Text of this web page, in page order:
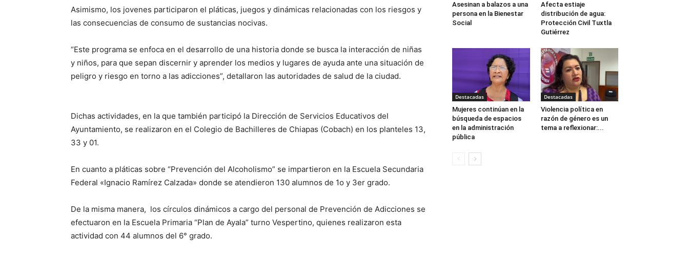
Asimismo, los jovenes participaron el pláticas, juegos y dinámicas relacionadas con los riesgos y
las consecuencias de consumo de sustancias nocivas.
“Este programa se enfoca en el desarrollo de una historia donde se busca la interacción de niñas
y niños, para que sepan discernir y aprender los medios y lugares de ayuda ante una situación de
peligro y riesgo en torno a las adicciones”, detallaron las autoridades de salud de la ciudad.
Dichas actividades, en la que también participó la Dirección de Servicios Educativos del
Ayuntamiento, se realizaron en el Colegio de Bachilleres de Chiapas (Cobach) en los planteles 13,
33 y 01.
En cuanto a pláticas sobre “Prevención del Alcoholismo” se impartieron en la Escuela Secundaria
Federal «Ignacio Ramírez Calzada» donde se atendieron 130 alumnos de 1o y 3er grado.
De la misma manera, los círculos dinámicos a cargo del personal de Prevención de Adicciones se
efectuaron en la Escuela Primaria “Plan de Ayala” turno Vespertino, quienes realizaron esta
actividad con 44 alumnos del 6° grado.
Asesinan a balazos a una
persona en la Bienestar
Social
Afecta estiaje
distribución de agua:
Protección Civil Tuxtla
Gutiérrez
Destacadas
Mujeres continúan en la
búsqueda de espacios
en la administración
pública
Destacadas
Violencia política en
razón de género es un
tema a reflexionar:...